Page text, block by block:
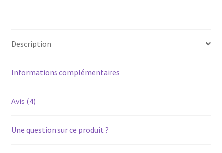
Description
Informations complémentaires
Avis (4)
Une question sur ce produit ?